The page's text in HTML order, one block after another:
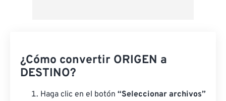
¿Cómo convertir ORIGEN a
DESTINO?
Haga clic en el botón “Seleccionar archivos”